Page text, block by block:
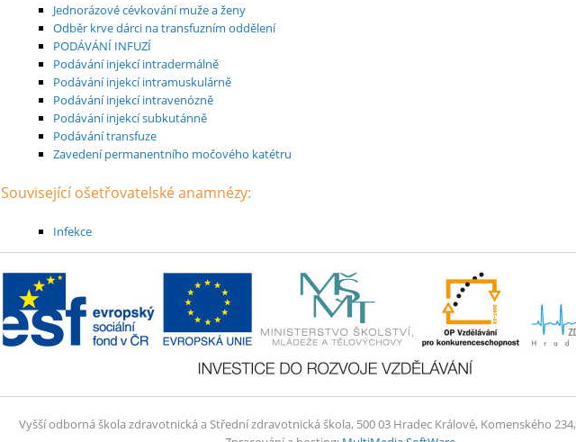
Jednorázové cévkování muže a ženy
Odběr krve dárci na transfuzním oddělení
PODÁVÁNÍ INFUZÍ
Podávání injekcí intradermálně
Podávání injekcí intramuskulárně
Podávání injekcí intravenózně
Podávání injekcí subkutánně
Podávání transfuze
Zavedení permanentního močového katétru
Související ošetřovatelské anamnézy:
Infekce
Vyšší odborná škola zdravotnická a Střední zdravotnická škola, 500 03 Hradec Králové, Komenského 234,